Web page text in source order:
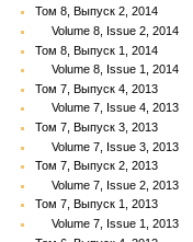
Том 8, Выпуск 2, 2014
Volume 8, Issue 2, 2014
Том 8, Выпуск 1, 2014
Volume 8, Issue 1, 2014
Том 7, Выпуск 4, 2013
Volume 7, Issue 4, 2013
Том 7, Выпуск 3, 2013
Volume 7, Issue 3, 2013
Том 7, Выпуск 2, 2013
Volume 7, Issue 2, 2013
Том 7, Выпуск 1, 2013
Volume 7, Issue 1, 2013